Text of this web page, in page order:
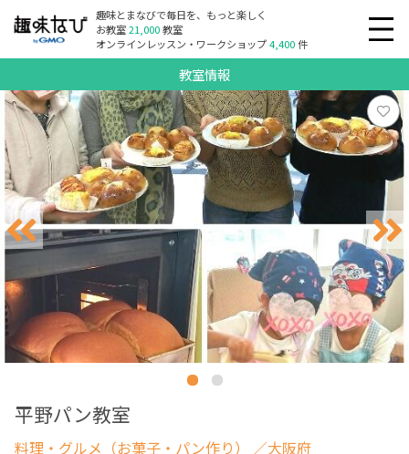
趣味とまなびで毎日を、もっと楽しく
お教室21,000教室
オンラインレッスン・ワークショップ4,400件
教室情報
平野パン教室
料理・グルメ（お菓子・パン作り） ／大阪府